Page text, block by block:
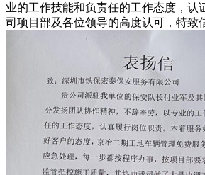
业的工作技能和负责任的工作态度，认
司项目部及各位领导的高度认可，特致